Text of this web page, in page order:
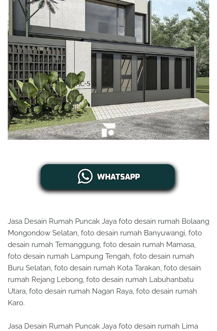
Jasa Desain Rumah Puncak Jaya foto desain rumah Bolaang
Mongondow Selatan, foto desain rumah Banyuwangi, foto
desain rumah Temanggung, foto desain rumah Mamasa,
foto desain rumah Lampung Tengah, foto desain rumah
Buru Selatan, foto desain rumah Kota Tarakan, foto desain
rumah Rejang Lebong, foto desain rumah Labuhanbatu
Utara, foto desain rumah Nagan Raya, foto desain rumah
Karo.
Jasa Desain Rumah Puncak Jaya foto desain rumah Lima